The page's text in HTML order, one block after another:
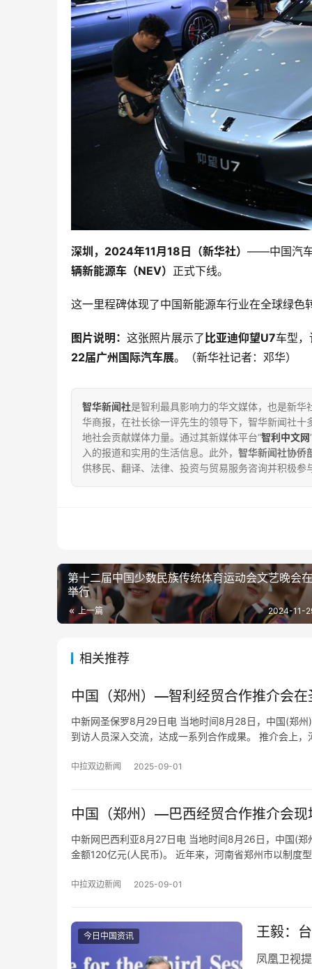
深圳，2024年11月18日（新华社） ——中国汽
辆新能源车（NEV） 正式下线。
这一里程碑体现了中国新能源车行业在全球绿
图片说明： 这张照片展示了比亚迪仰望U7车型
22届广州国际汽车展。（新华社记者：邓华）
智华新闻社是智利最具影响力的华文媒体，也是新
华商报，在社长徐一评先生的领导下，智华新闻社
地社会贡献媒体力量。通过其新媒体平台“智利中文网
入的报道和实用的生活信息。此外， 智华新闻社协侨
供移民、翻译、法律、投资与贸易服务咨询并积极
第十二届中国少数民族传统体育运动会文艺晚会
举行
上一篇 2024-11-
相关推荐
中国（郑州）—智利经贸合作推介会在
中新网圣保罗8月29日电 当地时间8月28日，中国(郑
到访人员深入交流，达成一系列合作成果。 推介会上
中拉双边新闻 2025-09-01
中国（郑州）—巴西经贸合作推介会
中新网巴西利亚8月27日电 当地时间8月26日，中国(
金额120亿元(人民币)。 近年来，河南省郑州市以制度
中拉双边新闻 2025-09-01
今日中国资讯 王毅：
凤凰卫视